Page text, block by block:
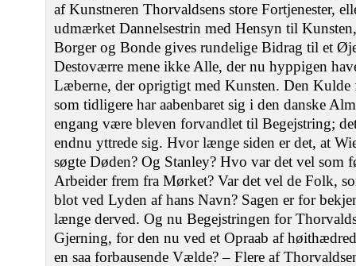
af Kunstneren Thorvaldsens store Fortjenester,
udmærket Dannelsestrin med Hensyn til
Borger og Bonde gives rundelige Bidrag til et
Destoværre mene ikke Alle, der nu hyppigen
Læberne, der oprigtigt med Kunsten. Den Kulde
som tidligere har aabenbaret sig i den danske
engang være bleven forvandlet til Begejstring;
endnu yttrede sig. Hvor længe siden er det, at
søgte Døden? Og Stanley? Hvo var det vel som
Arbeider frem fra Mørket? Var det vel de Folk,
blot ved Lyden af hans Navn? Sagen er for
længe derved. Og nu Begejstringen for
Gjerning, for den nu ved et Opraab af
en saa forbausende Vælde? ‒ Flere af